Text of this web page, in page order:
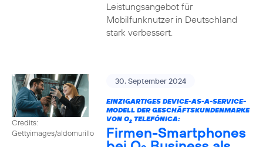
Leistungsangebot für
Mobilfunknutzer in Deutschland
stark verbessert.
Credits:
Gettyimages/aldomurillo
30. September 2024
EINZIGARTIGES DEVICE-AS-A-SERVICE-
MODELL DER GESCHÄFTSKUNDENMARKE
VON O2TELEFÓNICA:
Firmen-Smartphones